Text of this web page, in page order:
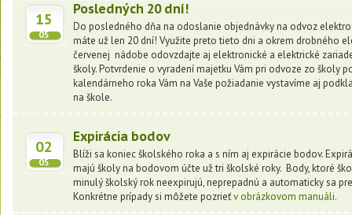
15
05
Posledných 20 dní!
Do posledného dňa na odoslanie objednávky na odvoz
máte už len 20 dní! Využite preto tieto dni a okrem drobného
červenej nádobe odovzdajte aj elektronické a elektrické
školy. Potvrdenie o vyradení majetku Vám pri odvoze zo školy
kalendárneho roka Vám na Vaše požiadanie vystavíme aj
na škole.
02
05
Expirácia bodov
Blíži sa koniec školského roka a s ním aj expirácie bodov.
majú školy na bodovom účte už tri školské roky. Body, ktoré
minulý školský rok neexpirujú, neprepadnú a automaticky sa
Konkrétne prípady si môžete pozrieťv obrázkovom manuáli.